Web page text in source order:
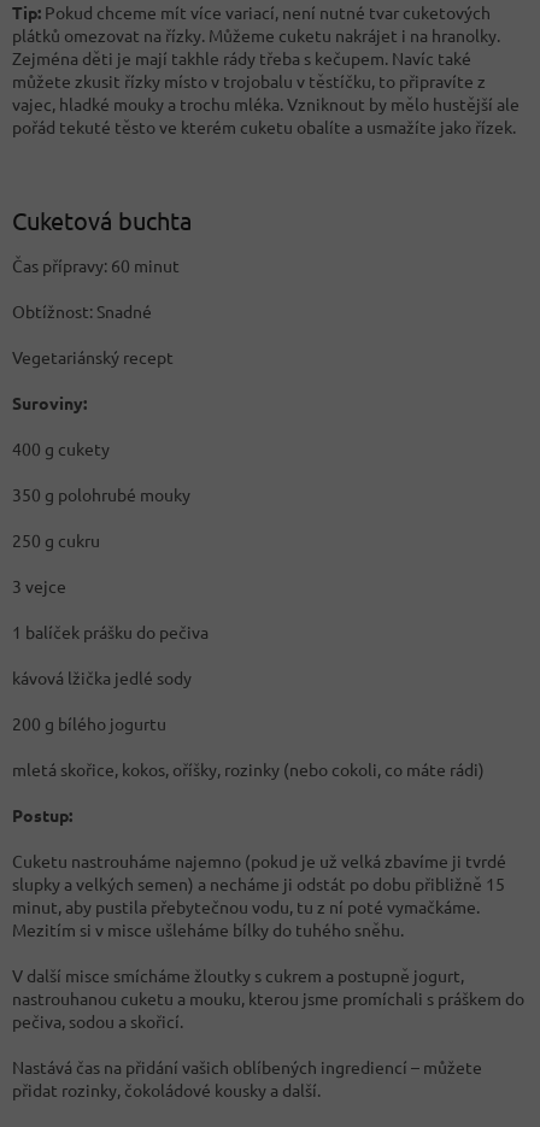
Tip: Pokud chceme mít více variací, není nutné tvar cuketových
plátků omezovat na řízky. Můžeme cuketu nakrájet i na hranolky.
Zejména děti je mají takhle rády třeba s kečupem. Navíc také
můžete zkusit řízky místo v trojobalu v těstíčku, to připravíte z
vajec, hladké mouky a trochu mléka. Vzniknout by mělo hustější ale
pořád tekuté těsto ve kterém cuketu obalíte a usmažíte jako řízek.
Cuketová buchta
Čas přípravy: 60 minut
Obtížnost: Snadné
Vegetariánský recept
Suroviny:
400 g cukety
350 g polohrubé mouky
250 g cukru
3 vejce
1 balíček prášku do pečiva
kávová lžička jedlé sody
200 g bílého jogurtu
mletá skořice, kokos, oříšky, rozinky (nebo cokoli, co máte rádi)
Postup:
Cuketu nastrouháme najemno (pokud je už velká zbavíme ji tvrdé
slupky a velkých semen) a necháme ji odstát po dobu přibližně 15
minut, aby pustila přebytečnou vodu, tu z ní poté vymačkáme.
Mezitím si v misce ušleháme bílky do tuhého sněhu.
V další misce smícháme žloutky s cukrem a postupně jogurt,
nastrouhanou cuketu a mouku, kterou jsme promíchali s práškem do
pečiva, sodou a skořicí.
Nastává čas na přidání vašich oblíbených ingrediencí – můžete
přidat rozinky, čokoládové kousky a další.